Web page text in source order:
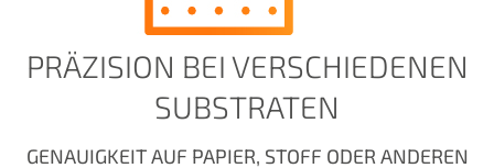
PRÄZISION BEI VERSCHIEDENEN
SUBSTRATEN
GENAUIGKEIT AUF PAPIER, STOFF ODER ANDEREN